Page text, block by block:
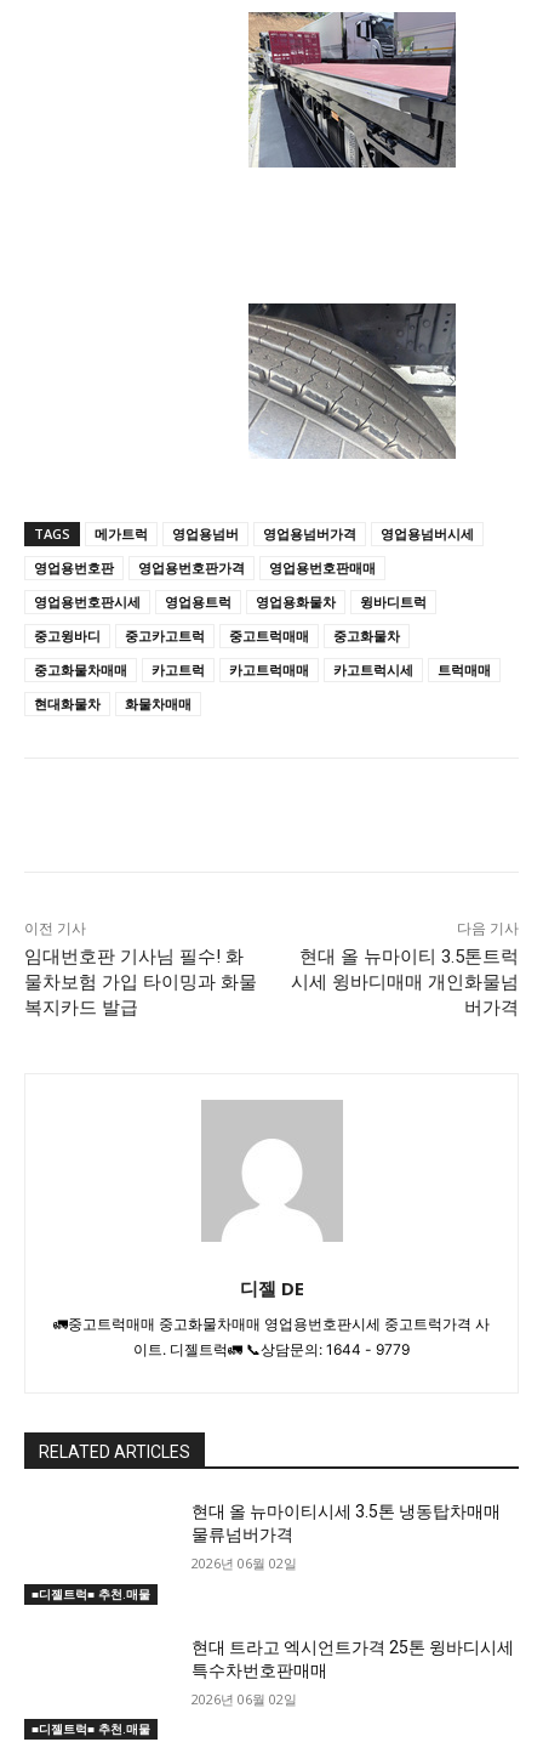
TAGS 메가트럭 영업용넘버 영업용넘버가격
영업용넘버시세
영업용번호판
영업용번호판가격
영업용번호판매매
영업용번호판시세
영업용트럭 영업용화물차
윙바디트럭
중고윙바디
중고카고트럭 중고트럭매매
중고화물차
중고화물차매매
카고트럭 카고트럭매매 카고트럭시세
트럭매매
현대화물차
화물차매매
이전 기사
임대번호판 기사님 필수! 화
물차보험 가입 타이밍과 화물
복지카드 발급
다음 기사
현대 올 뉴마이티 3.5톤트럭
시세 윙바디매매 개인화물넘
버가격
디젤 DE
🚛중고트럭매매 중고화물차매매 영업용번호판시세 중고트럭가격 사
이트. 디젤트럭🚛 📞상담문의: 1644 - 9779
RELATED ARTICLES
■디젤트럭■ 추천.매물
현대 올 뉴마이티시세 3.5톤 냉동탑차매매
물류넘버가격
2026년 06월 02일
■디젤트럭■ 추천.매물
현대 트라고 엑시언트가격 25톤 윙바디시세
특수차번호판매매
2026년 06월 02일